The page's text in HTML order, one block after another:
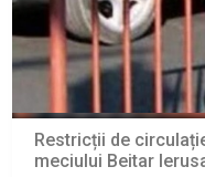
Restricții de
meciului Beitar